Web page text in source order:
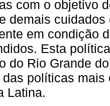
com o objetivo
demais
em condição
Esta
do Rio Grande
das políticas
Latina.